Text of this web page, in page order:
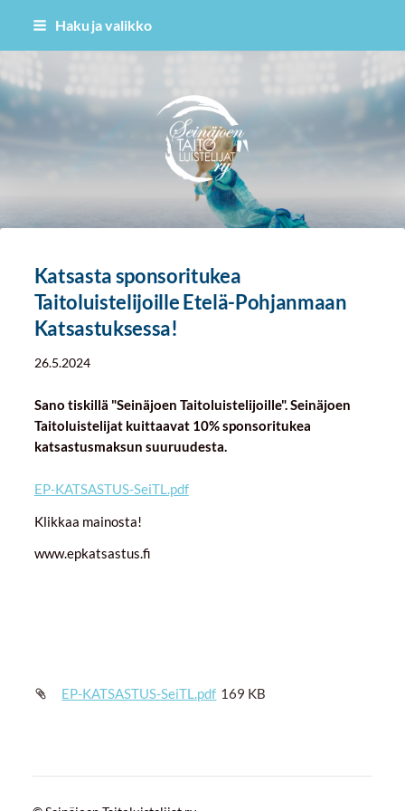
Siirry
Haku ja valikko
Seinäjoen Taitoluistelijat ry
Katsasta sponsoritukea
Taitoluistelijoille Etelä-Pohjanmaan
Katsastuksessa!
26.5.2024
Sano tiskillä "Seinäjoen Taitoluistelijoille". Seinäjoen
Taitoluistelijat kuittaavat 10% sponsoritukea
katsastusmaksun suuruudesta.
EP-KATSASTUS-SeiTL.pdf
Klikkaa mainosta!
www.epkatsastus.fi
EP-KATSASTUS-SeiTL.pdf 169 KB